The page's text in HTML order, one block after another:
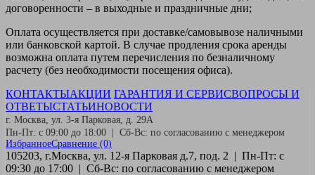
договоренности – в выходные и праздничные дни;
Оплата осуществляется при доставке/самовывозе наличными
или банковской картой. В случае продления срока аренды
возможна оплата путем перечисления по безналичному
расчету (без необходимости посещения офиса).
КОНТАКТЫАКЦИИ ГАРАНТИЯ И СЕРВИСВОПРОСЫ И
ОТВЕТЫСТАТЬИНОВОСТИ
г. Москва, ул. 3-я Парковая, д. 29А
Пн-Пт: с 09:00 до 18:00 | Сб-Вс: по согласованию с менеджером
ИзбранноеСравнение (0)
105203, г.Москва, ул. 12-я Парковая д.7, под. 2 | Пн-Пт: с
09:30 до 17:00 | Сб-Вс: по согласованию с менеджером